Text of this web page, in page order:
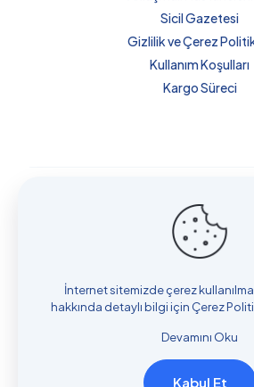
Sicil Gazetesi
Gizlilik ve Çerez
Kullanım Koşulları
Kargo Süreci
Küba’da Sağlık ve Danışmanlık
Sağlık Turizm Tic. Ltd. Şti.
Copyright © 2018 Küba'da Sağlık
İnternet sitemizde çerez
hakkında detaylı bilgi için Çerez
Devamını Oku
Kabul Et